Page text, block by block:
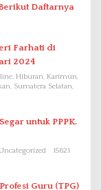
Daftarnya
Farhati di
2024
Hiburan, Karimun,
Sumatera Selatan,
untuk PPPK.
15621
Guru (TPG)